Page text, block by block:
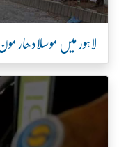
لاہور میں